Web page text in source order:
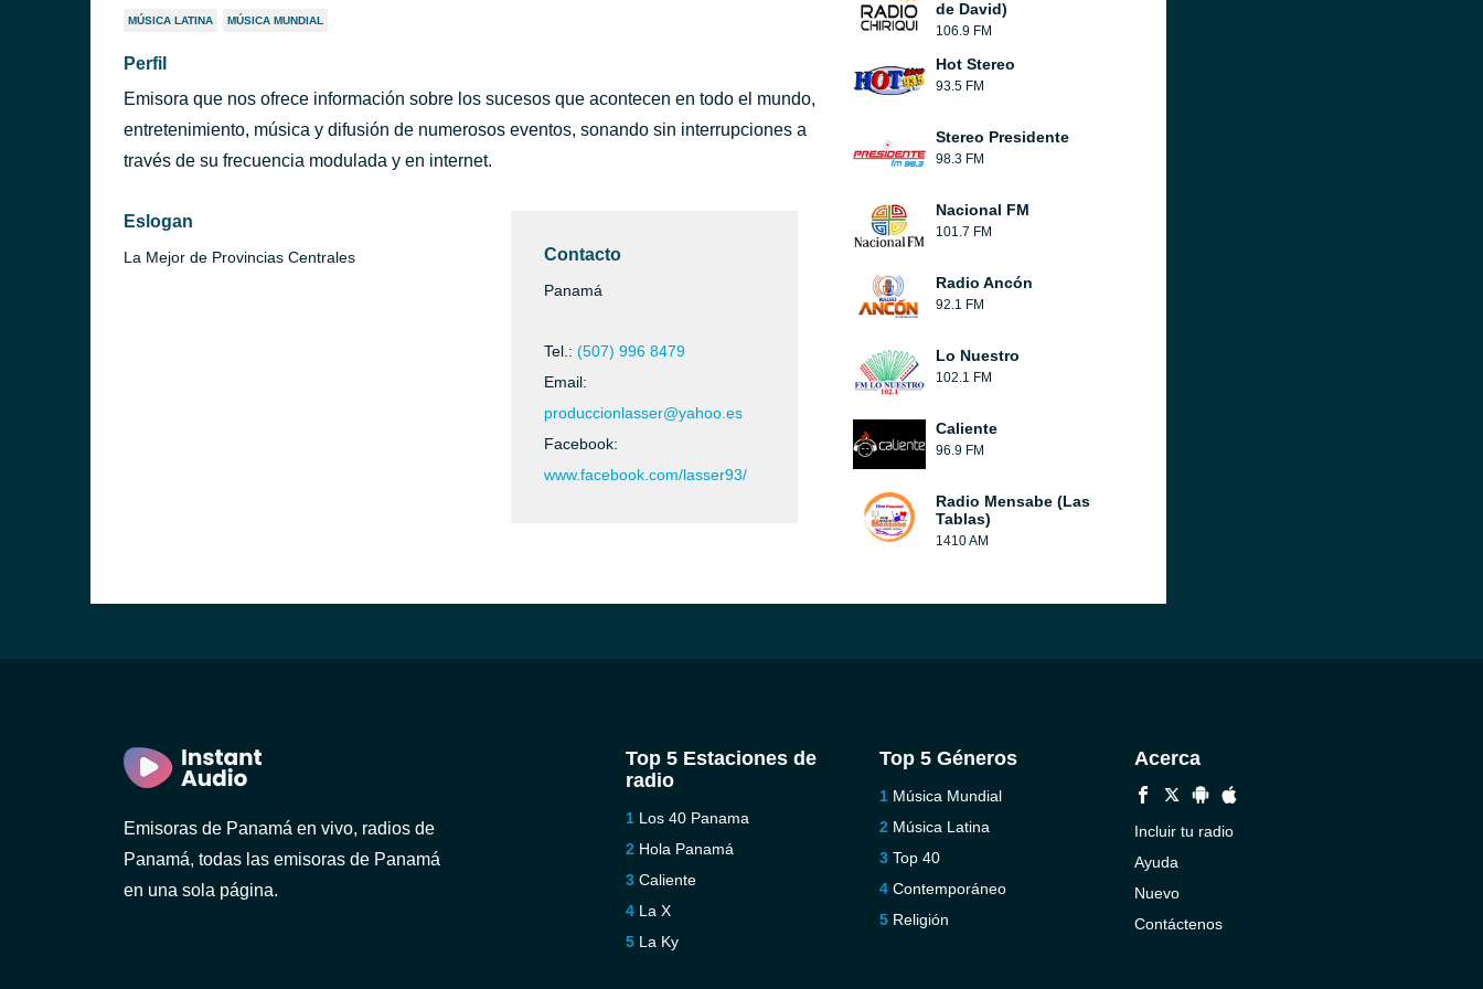
MÚSICA LATINA MÚSICA MUNDIAL
Perfil
Emisora que nos ofrece información sobre los sucesos que acontecen en todo el mundo,
entretenimiento, música y difusión de numerosos eventos, sonando sin interrupciones a
través de su frecuencia modulada y en internet.
Eslogan
La Mejor de Provincias Centrales Contacto
Panamá
Tel.: (507) 996 8479
Email:
produccionlasser@yahoo.es
Facebook:
www.facebook.com/lasser93/
de David)
106.9 FM
Hot Stereo
93.5 FM
Stereo Presidente
98.3 FM
Nacional FM
101.7 FM
Radio Ancón
92.1 FM
Lo Nuestro
102.1 FM
Caliente
96.9 FM
Radio Mensabe (Las
Tablas)
1410 AM
Emisoras de Panamá en vivo, radios de
Panamá, todas las emisoras de Panamá
en una sola página.
Top 5 Estaciones de
radio
Los 40 Panama
Hola Panamá
Caliente
La X
La Ky
Top 5 Géneros
Música Mundial
Música Latina
Top 40
Contemporáneo
Religión
Acerca
Incluir tu radio
Ayuda
Nuevo
Contáctenos